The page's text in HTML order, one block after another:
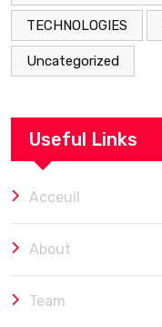
TECHNOLOGIES
Uncategorized
Useful Links
Acceuil
About
Team